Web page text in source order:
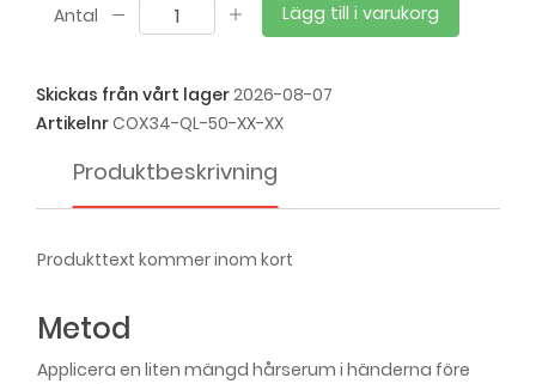
Antal Lägg till i varukorg
Skickas från vårt lager2026-08-07
ArtikelnrCOX34-QL-50-XX-XX
Produktbeskrivning
Produkttext kommer inom kort
Metod
Applicera en liten mängd hårserum i händerna före